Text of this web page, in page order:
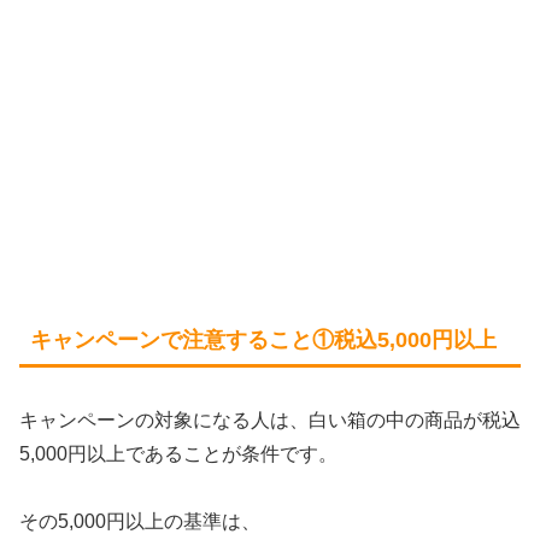
キャンペーンで注意すること①税込5,000円以上
キャンペーンの対象になる人は、白い箱の中の商品が税込
5,000円以上であることが条件です。
その5,000円以上の基準は、